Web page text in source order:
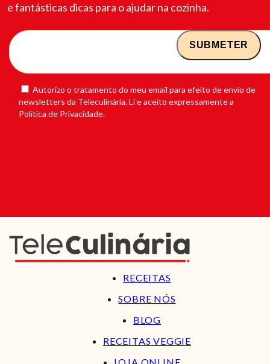
e fantásticas dicas para o ajudar na cozinha.
Autorizo o tratamento do meu email para efeito de envio de
newsletters da Teleculinária. Li e aceito expressamente a
Política de Privacidade.
RECEITAS
SOBRE NÓS
BLOG
RECEITAS VEGGIE